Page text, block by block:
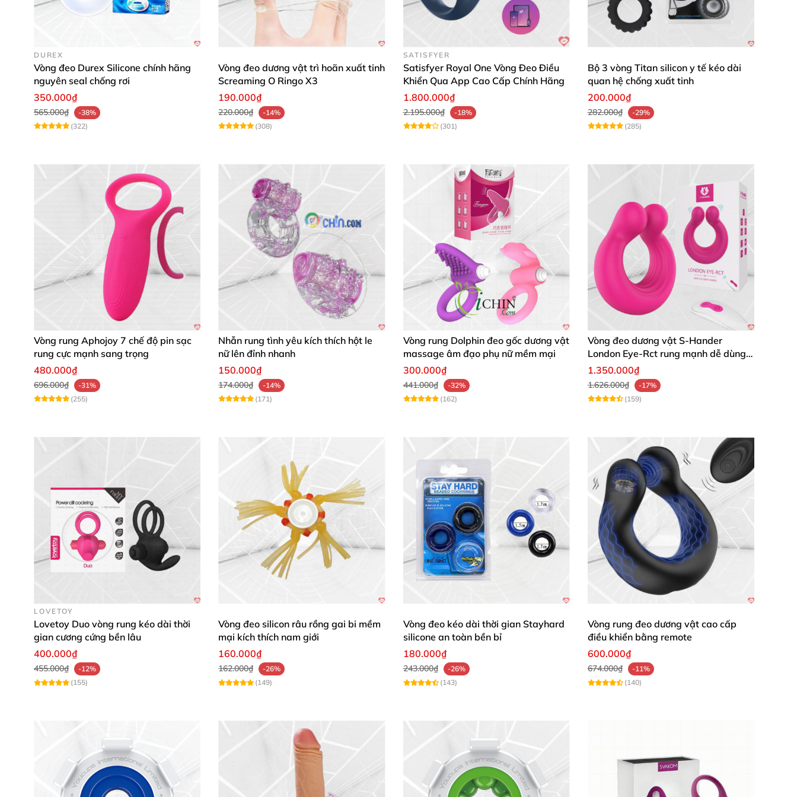
Magic Motion Dante II kết nối điện thoại rung điều khiển từ xa
Sản phẩm phù hợp mọi kích cỡ dương vật nhờ độ đàn hồi vượt trội. Dù solo hay chơi đôi, vòng đeo dương vật thông minh
ngờ thú vị.
Chất Liệu Silicone Cao Cấp, An Toàn Tuyệt Đối 🌟
Magic Motion Dante II silicone y tế cao cấp
, đàn hồi linh hoạt, co giãn hoàn hảo mà không gây kích ứng da. Chất liệu bền bỉ, chống thấm
Magic Motion Dante II kết nối điện thoại rung điều khiển từ xa
Độ bền cao đảm bảo sử dụng lâu dài, giữ vệ sinh dễ dàng. Đây chính là lựa chọn lý tưởng cho sức khỏe và sự hài lòng của đấng mày râu.
DUREX
Vòng đeo Durex Silicone chính hãng
nguyên seal chống rơi
350.000₫
565.000₫
-38%
(322)
Vòng đeo dương vật trì hoãn xuất tinh
Screaming O Ringo X3
190.000₫
220.000₫
-14%
(308)
SATISFYER
Satisfyer Royal One Vòng Đeo Điều
Khiển Qua App Cao Cấp Chính Hãng
1.800.000₫
2.195.000₫
-18%
(301)
Bộ 3 vòng Titan silicon y tế kéo dài
quan hệ chống xuất tinh
200.000₫
282.000₫
-29%
(285)
Vòng rung Aphojoy 7 chế độ pin sạc
rung cực mạnh sang trọng
480.000₫
696.000₫
-31%
(255)
Nhẫn rung tình yêu kích thích hột le
nữ lên đỉnh nhanh
150.000₫
174.000₫
-14%
(171)
Vòng rung Dolphin đeo gốc dương vật
massage âm đạo phụ nữ mềm mại
300.000₫
441.000₫
-32%
(162)
Vòng đeo dương vật S-Hander
London Eye-Rct rung mạnh dễ dùng
tăng khoái cảm
1.350.000₫
1.626.000₫
-17%
(159)
LOVETOY
Lovetoy Duo vòng rung kéo dài thời
gian cương cứng bền lâu
400.000₫
455.000₫
-12%
(155)
Vòng đeo silicon râu rồng gai bi mềm
mại kích thích nam giới
160.000₫
162.000₫
-26%
(149)
Vòng đeo kéo dài thời gian Stayhard
silicone an toàn bền bỉ
180.000₫
243.000₫
-26%
(143)
Vòng rung đeo dương vật cao cấp
điều khiển bằng remote
600.000₫
674.000₫
-11%
(140)